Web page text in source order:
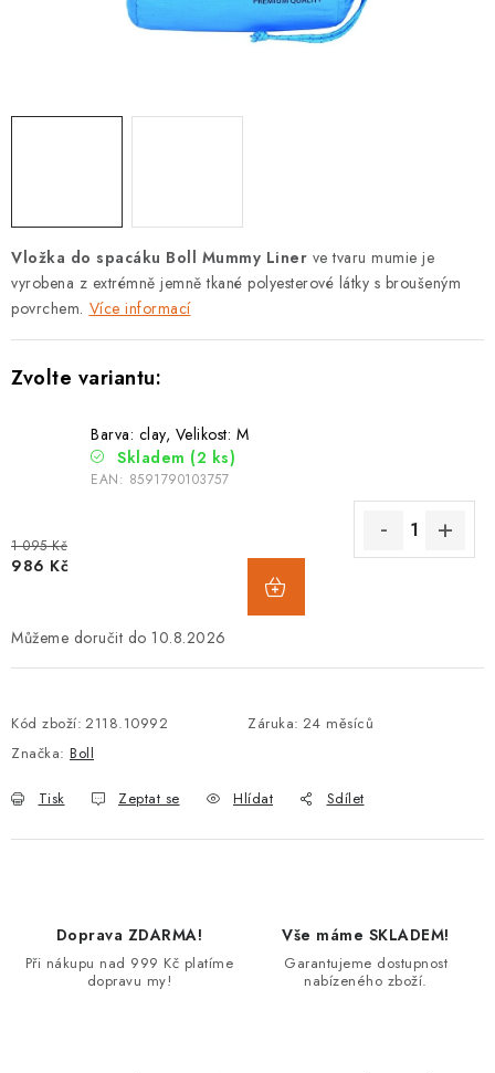
Doprava a platba Vše o nákupu
Vložka do spacáku Boll Mummy Liner ve tvaru mumie je
vyrobena z extrémně jemně tkané polyesterové látky s broušeným
povrchem. Více informací
Barva: clay, Velikost: M
Skladem (2 ks)
EAN: 8591790103757
1 095 Kč
986 Kč
10.8.2026
Kód zboží: 2118.10992 Záruka: 24 měsíců
Značka: Boll
Tisk Zeptat se Hlídat Sdílet
Doprava ZDARMA!
Při nákupu nad 999 Kč platíme
dopravu my!
Vše máme SKLADEM!
Garantujeme dostupnost
nabízeného zboží.